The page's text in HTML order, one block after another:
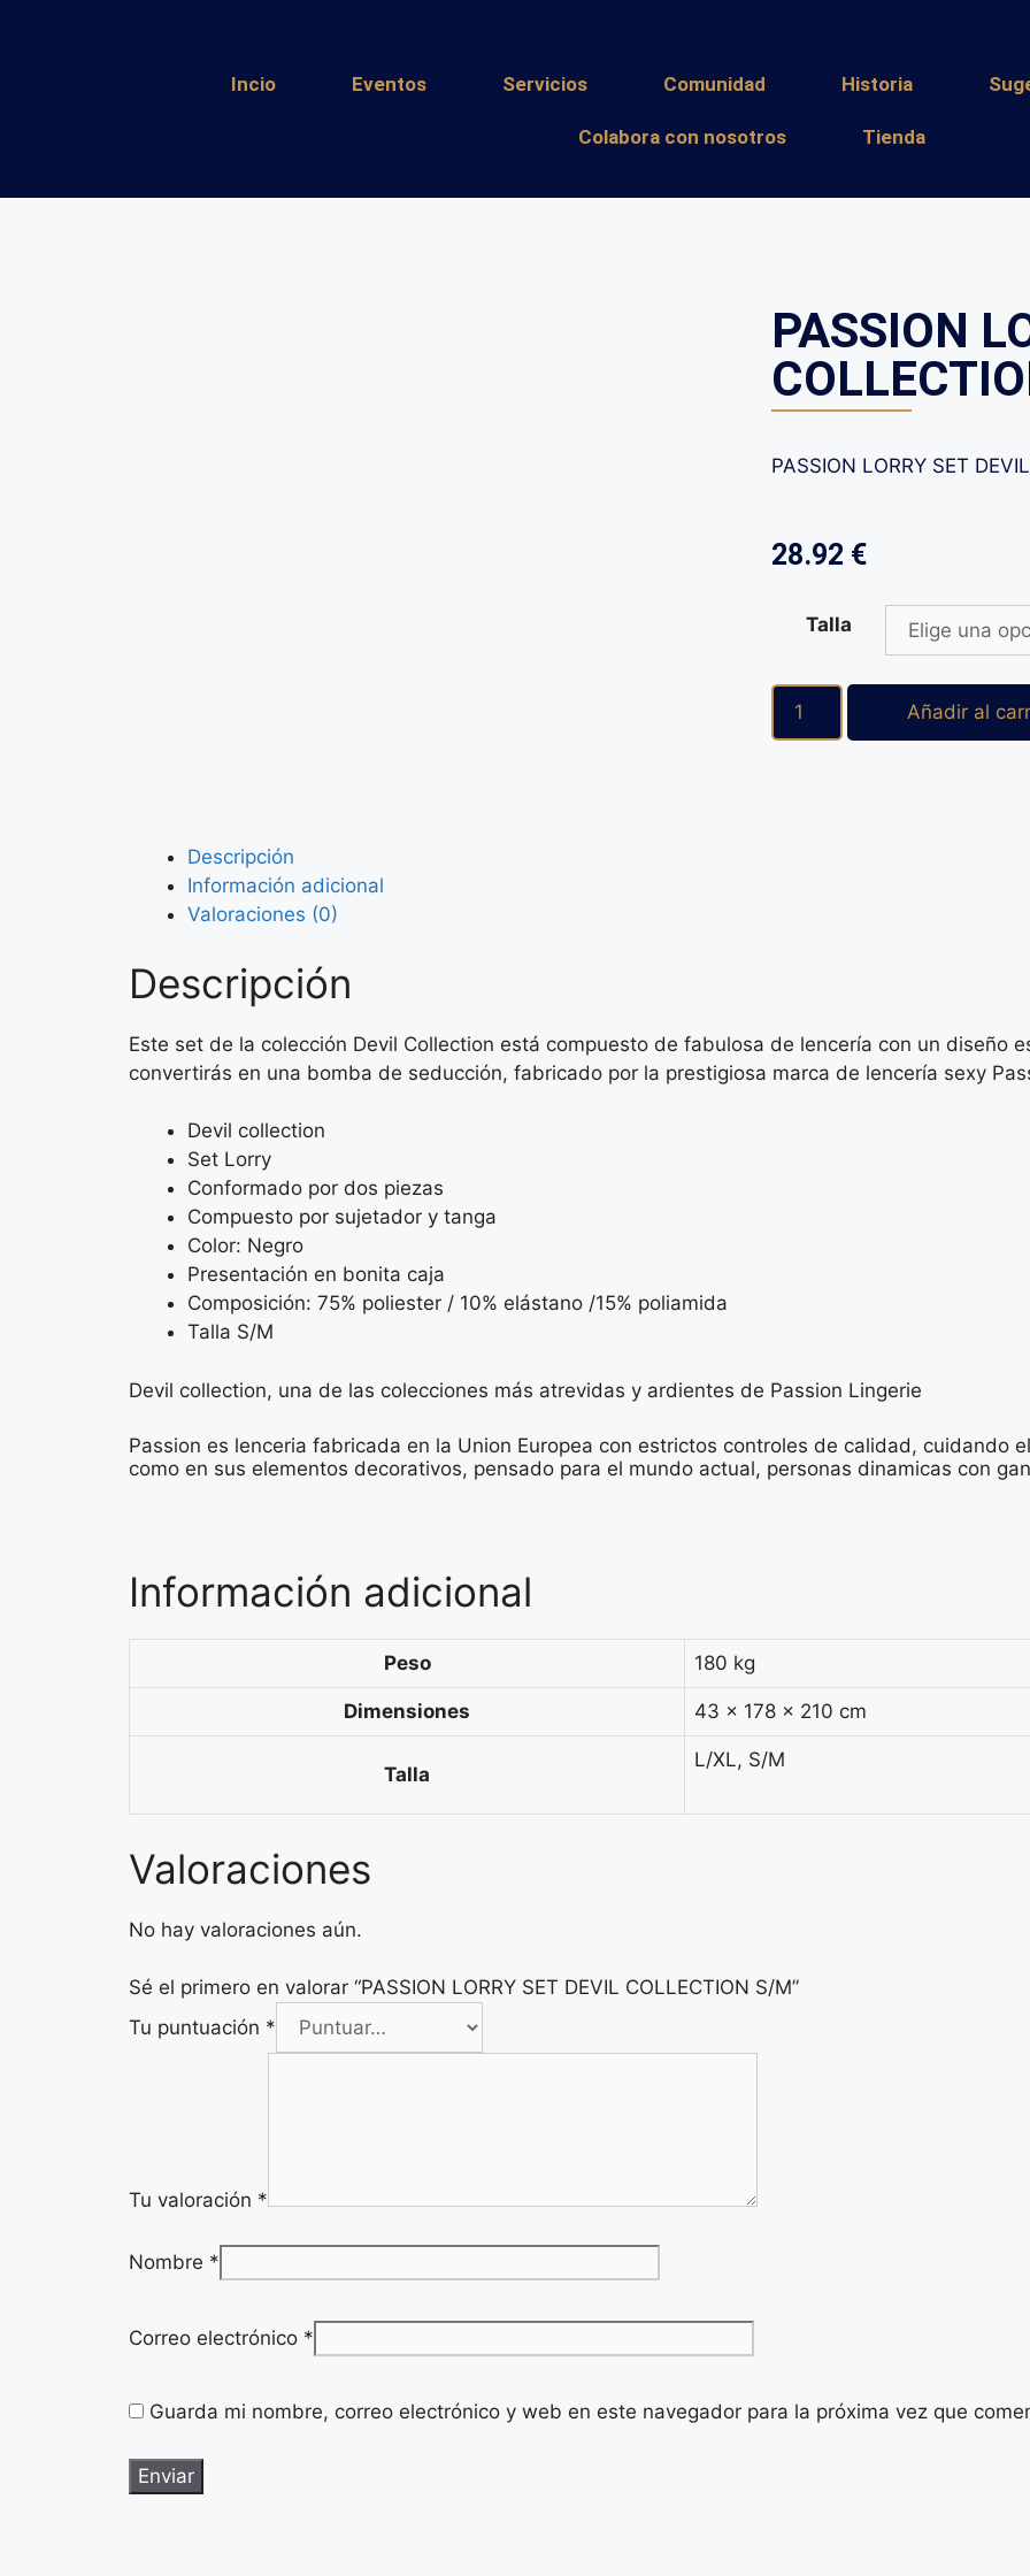
Incio Eventos Servicios Comunidad Historia
Colabora con nosotros Tienda
PASSION
PASSION LORRY SET
28.92 €
Talla
Añadir al
Descripción
Información adicional
Valoraciones (0)
Descripción
Este set de la colección Devil Collection está compuesto de fabulosa de lencería con un diseño
convertirás en una bomba de seducción, fabricado por la prestigiosa marca de lencería sexy
Devil collection
Set Lorry
Conformado por dos piezas
Compuesto por sujetador y tanga
Color: Negro
Presentación en bonita caja
Composición: 75% poliester / 10% elástano /15% poliamida
Talla S/M
Devil collection, una de las colecciones más atrevidas y ardientes de Passion Lingerie
Passion es lenceria fabricada en la Union Europea con estrictos controles de calidad, cuidando
como en sus elementos decorativos, pensado para el mundo actual, personas dinamicas con
Información adicional
Peso 180 kg
Dimensiones 43 × 178 × 210 cm
Talla
L/XL, S/M
Valoraciones
No hay valoraciones aún.
Sé el primero en valorar “PASSION LORRY SET DEVIL COLLECTION S/M”
Tu puntuación *
Tu valoración *
Nombre *
Correo electrónico *
Guarda mi nombre, correo electrónico y web en este navegador para la próxima vez que